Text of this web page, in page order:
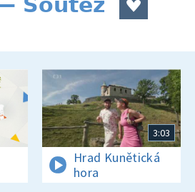
3:03
Hrad Kunětická
hora